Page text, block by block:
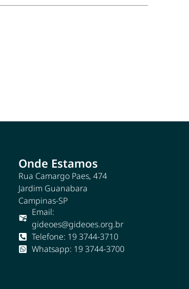
Onde Estamos
Rua Camargo Paes, 474
Jardim Guanabara
Campinas-SP
Email:
gideoes@gideoes.org.br
Telefone: 19 3744-3710
Whatsapp: 19 3744-3700